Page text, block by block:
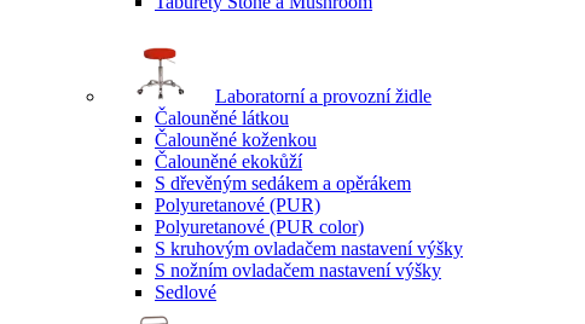
Laboratorní a provozní židle
Čalouněné látkou
Čalouněné koženkou
Čalouněné ekokůží
S dřevěným sedákem a opěrákem
Polyuretanové (PUR)
Polyuretanové (PUR color)
S kruhovým ovladačem nastavení výšky
S nožním ovladačem nastavení výšky
Sedlové